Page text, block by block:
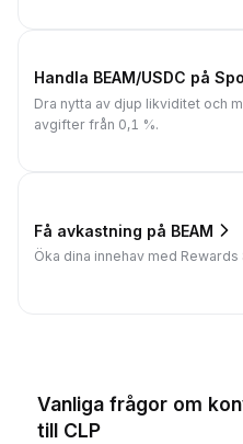
Handla BEAM/USDC på
Dra nytta av djup likviditet och
avgifter från 0,1 %.
Få avkastning på BEAM
Öka dina innehav med Rewards
Vanliga frågor om
till CLP